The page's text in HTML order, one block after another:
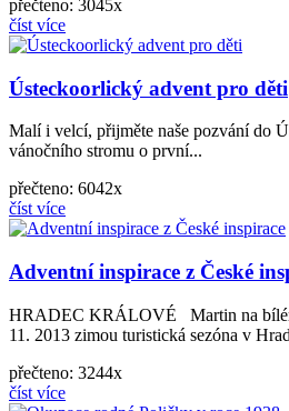
přečteno: 3045x
číst více
Ústeckoorlický advent pro děti
Malí i velcí, přijměte naše pozvání do
vánočního stromu o první...
přečteno: 6042x
číst více
Adventní inspirace z České
HRADEC KRÁLOVÉ Martin na
11. 2013 zimou turistická sezóna v
přečteno: 3244x
číst více